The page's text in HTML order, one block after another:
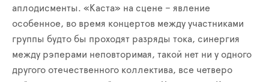
аплодисменты. «Каста» на сцене – явление
особенное, во время концертов между участниками
группы будто бы проходят разряды тока, синергия
между рэперами неповторимая, такой нет ни у одного
другого отечественного коллектива, все четверо